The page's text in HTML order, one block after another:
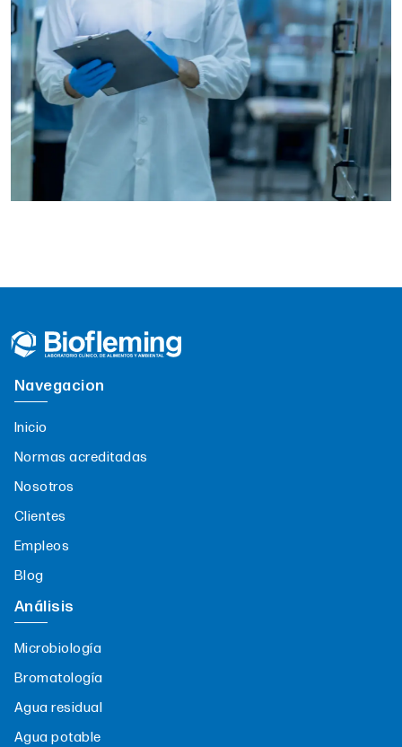
Navegacion
Inicio
Normas acreditadas
Nosotros
Clientes
Empleos
Blog
Análisis
Microbiología
Bromatología
Agua residual
Agua potable